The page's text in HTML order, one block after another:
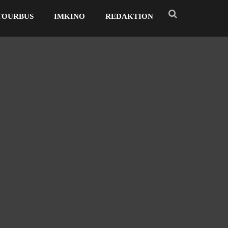
IMKINO REDAKTION